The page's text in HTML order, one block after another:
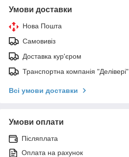
Умови доставки
Нова Пошта
Самовивіз
Доставка кур'єром
Транспортна компанія "Делівері"
Всі умови доставки
Умови оплати
Післяплата
Оплата на рахунок